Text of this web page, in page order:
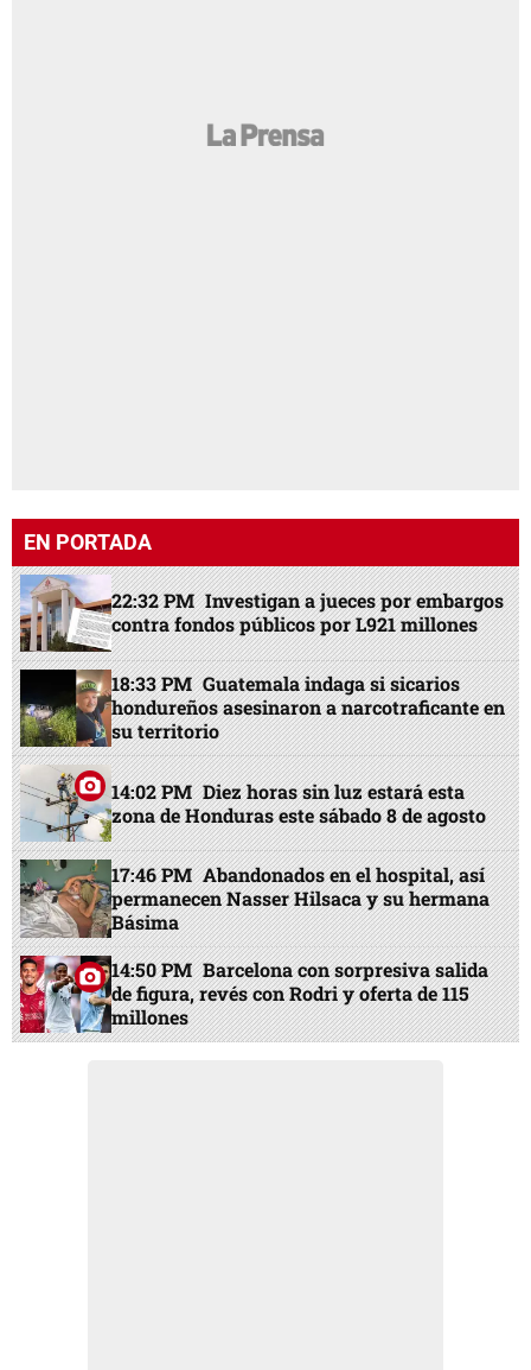
EN PORTADA
22:32 PM Investigan a jueces por embargos
contra fondos públicos por L921 millones
18:33 PM Guatemala indaga si sicarios
hondureños asesinaron a narcotraficante en
su territorio
14:02 PM Diez horas sin luz estará esta
zona de Honduras este sábado 8 de agosto
17:46 PM Abandonados en el hospital, así
permanecen Nasser Hilsaca y su hermana
Básima
14:50 PM Barcelona con sorpresiva salida
de figura, revés con Rodri y oferta de 115
millones